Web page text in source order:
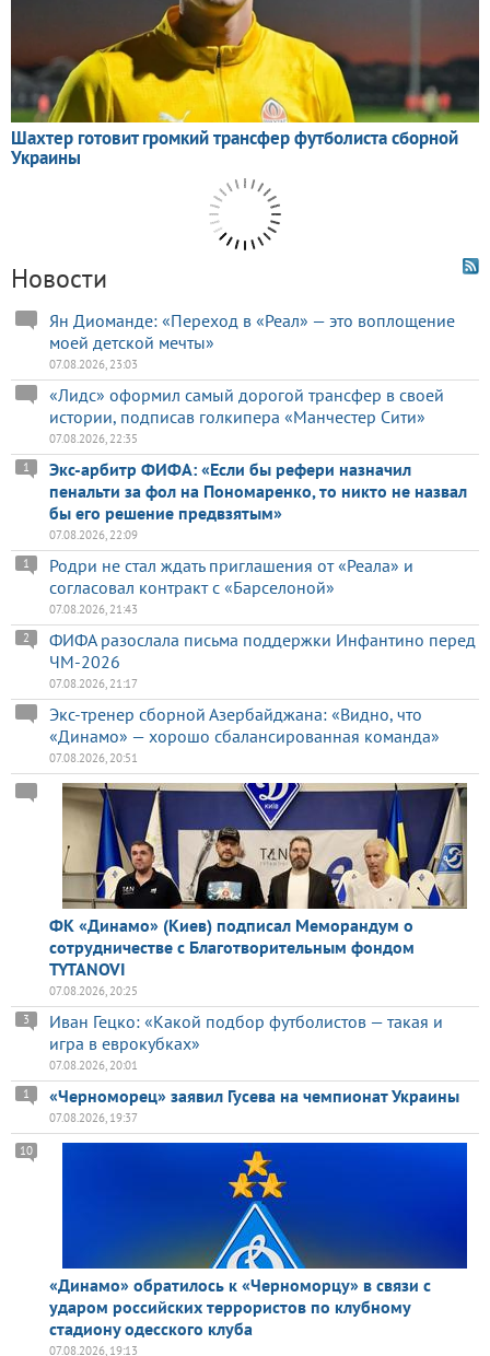
Новости
Ян Диоманде: «Переход в «Реал» — это воплощение
моей детской мечты»
07.08.2026, 23:03
«Лидс» оформил самый дорогой трансфер в своей
истории, подписав голкипера «Манчестер Сити»
07.08.2026, 22:35
Экс-арбитр ФИФА: «Если бы рефери назначил
пенальти за фол на Пономаренко, то никто не назвал
бы его решение предвзятым»
1
07.08.2026, 22:09
Родри не стал ждать приглашения от «Реала» и
согласовал контракт с «Барселоной»
1
07.08.2026, 21:43
ФИФА разослала письма поддержки Инфантино перед
ЧМ-2026
2
07.08.2026, 21:17
Экс-тренер сборной Азербайджана: «Видно, что
«Динамо» — хорошо сбалансированная команда»
07.08.2026, 20:51
ФК «Динамо» (Киев) подписал Меморандум о
сотрудничестве с Благотворительным фондом
TYTANOVI
07.08.2026, 20:25
Иван Гецко: «Какой подбор футболистов — такая и
игра в еврокубках»
3
07.08.2026, 20:01
«Черноморец» заявил Гусева на чемпионат Украины
1
07.08.2026, 19:37
«Динамо» обратилось к «Черноморцу» в связи с
ударом российских террористов по клубному
стадиону одесского клуба
10
07.08.2026, 19:13